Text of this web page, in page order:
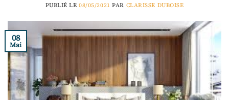
PUBLIÉ LE08/05/2021 PAR CLARISSE DUBOISE
08
Mai